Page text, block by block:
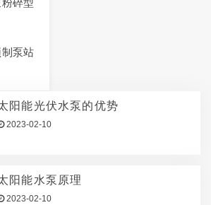
碎型
泵站
阳能光伏水泵的优势
2023-02-10
阳能水泵原理
2023-02-10